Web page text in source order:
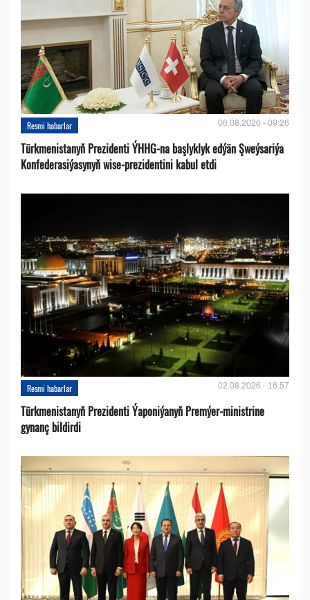
Resmi habarlar 06.08.2026 - 09:26
Türkmenistanyň Prezidenti ÝHHG-na başlyklyk edýän Şweýsariýa
Konfederasiýasynyň wise-prezidentini kabul etdi
Resmi habarlar 02.08.2026 - 16:57
Türkmenistanyň Prezidenti Ýaponiýanyň Premýer-ministrine
gynanç bildirdi